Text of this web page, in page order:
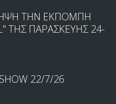
ΤΗΝ ΕΚΠΟΜΠΗ
ΤΗΣ ΠΑΡΑΣΚΕΥΗΣ 24-
22/7/26